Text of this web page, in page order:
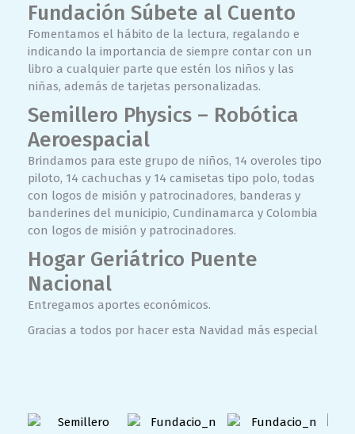
Fundación Súbete al Cuento
Fomentamos el hábito de la lectura, regalando e
indicando la importancia de siempre contar con un
libro a cualquier parte que estén los niños y las
niñas, además de tarjetas personalizadas.
Semillero Physics – Robótica
Aeroespacial
Brindamos para este grupo de niños, 14 overoles tipo
piloto, 14 cachuchas y 14 camisetas tipo polo, todas
con logos de misión y patrocinadores, banderas y
banderines del municipio, Cundinamarca y Colombia
con logos de misión y patrocinadores.
Hogar Geriátrico Puente
Nacional
Entregamos aportes económicos.
Gracias a todos por hacer esta Navidad más especial